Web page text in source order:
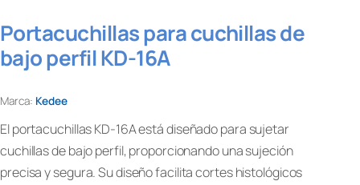
Portacuchillas para cuchillas de
bajo perfil KD-16A
Marca: Kedee
El portacuchillas KD-16A está diseñado para sujetar
cuchillas de bajo perfil, proporcionando una sujeción
precisa y segura. Su diseño facilita cortes histológicos